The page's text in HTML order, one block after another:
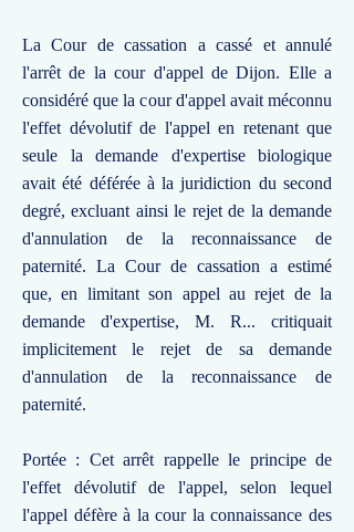
La Cour de cassation a cassé et annulé
l'arrêt de la cour d'appel de Dijon. Elle a
considéré que la cour d'appel avait méconnu
l'effet dévolutif de l'appel en retenant que
seule la demande d'expertise biologique
avait été déférée à la juridiction du second
degré, excluant ainsi le rejet de la demande
d'annulation de la reconnaissance de
paternité. La Cour de cassation a estimé
que, en limitant son appel au rejet de la
demande d'expertise, M. R... critiquait
implicitement le rejet de sa demande
d'annulation de la reconnaissance de
paternité.
Portée : Cet arrêt rappelle le principe de
l'effet dévolutif de l'appel, selon lequel
l'appel défère à la cour la connaissance des